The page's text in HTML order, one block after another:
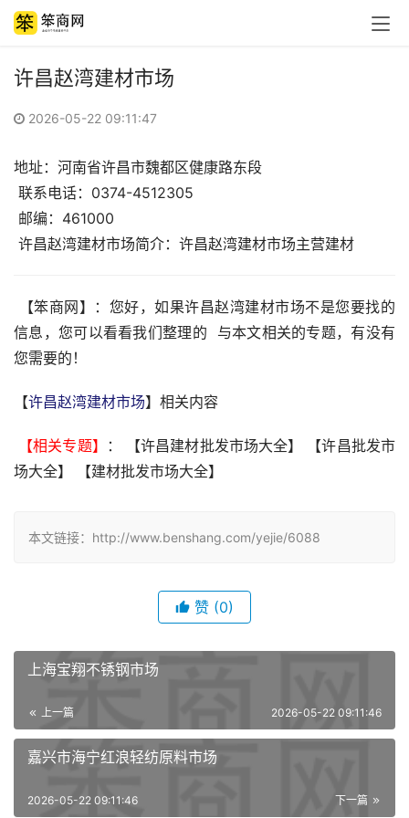
许昌赵湾建材市场
2026-05-22 09:11:47
地址：河南省许昌市魏都区健康路东段
联系电话：0374-4512305
邮编：461000
许昌赵湾建材市场简介：许昌赵湾建材市场主营建材
信息，您可以看看我们整理的  与本文相关的专题，有没有
您需要的！
【许昌赵湾建材市场】相关内容
【相关专题】
： 【许昌建材批发市场大全】 【许昌批发市
场大全】 【建材批发市场大全】
本文链接：http://www.benshang.com/yejie/6088
赞 (0)
上海宝翔不锈钢市场
上一篇 2026-05-22 09:11:46
嘉兴市海宁红浪轻纺原料市场
下一篇
2026-05-22 09:11:46